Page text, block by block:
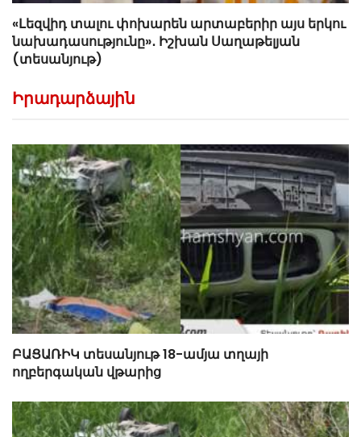
«Լեզվիդ տալու փոխարեն արտաբերիր այս երկու
նախադասությունը»․ Իշխան Սաղաթելյան
(տեսանյութ)
Իրադարձային
ԲԱՑԱՌԻԿ տեսանյութ 18-ամյա տղայի
ողբերգական վթարից